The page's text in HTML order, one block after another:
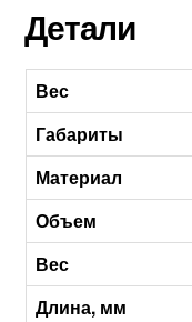
Детали
Вес
Габариты
Материал
Объем
Вес
Длина, мм